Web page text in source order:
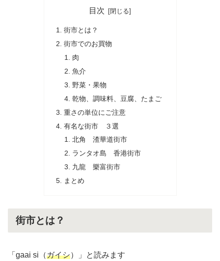
目次
街市とは？
街市でのお買物
肉
魚介
野菜・果物
乾物、調味料、豆腐、たまご
重さの単位にご注意
有名な街市 ３選
北角 渣華道街市
ランタオ島 香港街市
九龍 樂富街市
まとめ
街市とは？
「gaai si（ガイシ）」と読みます